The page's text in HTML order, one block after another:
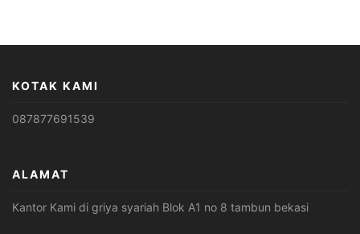
KOTAK KAMI
087877691539
ALAMAT
Kantor Kami di griya syariah Blok A1 no 8 tambun bekasi